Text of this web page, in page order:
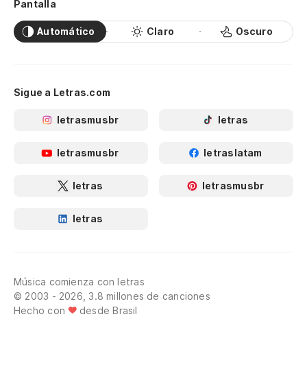
Pantalla
Automático Claro Oscuro
Sigue a Letras.com
letrasmusbr letras
letrasmusbr letraslatam
letras letrasmusbr
letras
Música comienza con letras
© 2003 - 2026, 3.8 millones de canciones
Hecho con
desde Brasil